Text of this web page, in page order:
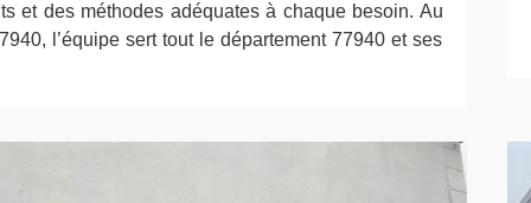
et des méthodes adéquates à chaque besoin. Au
l’équipe sert tout le département 77940 et ses